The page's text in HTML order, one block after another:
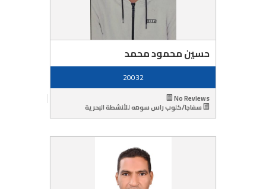
حسين محمود محمد
20032
No Reviews
سفاجا/كلوب راس سومه للأنشطة البحرية